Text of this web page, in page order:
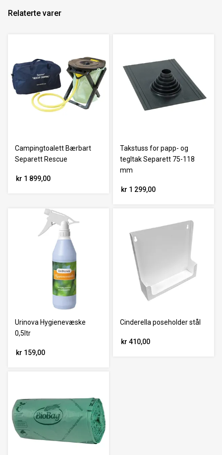
Relaterte varer
Campingtoalett Bærbart
Separett Rescue
kr 1 899,00
Takstuss for papp- og
tegltak Separett 75-118
mm
kr 1 299,00
Urinova Hygienevæske
0,5ltr
kr 159,00
Cinderella poseholder stål
kr 410,00